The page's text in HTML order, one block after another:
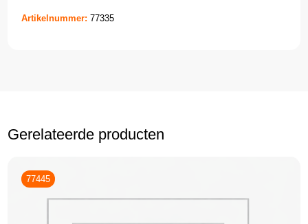
Artikelnummer: 77335
Gerelateerde producten
77445